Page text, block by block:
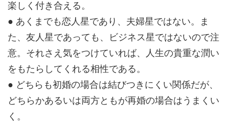
楽しく付き合える。
● あくまでも恋人星であり、夫婦星ではない。ま
た、友人星であっても、ビジネス星ではないので注
意。それさえ気をつけていれば、人生の貴重な潤い
をもたらしてくれる相性である。
● どちらも初婚の場合は結びつきにくい関係だが、
どちらかあるいは両方ともが再婚の場合はうまくい
く。